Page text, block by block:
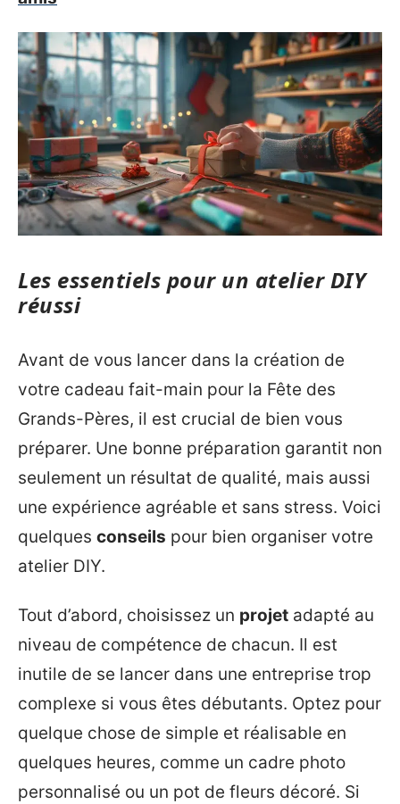
Les essentiels pour un atelier DIY
réussi
Avant de vous lancer dans la création de
votre cadeau fait-main pour la Fête des
Grands-Pères, il est crucial de bien vous
préparer. Une bonne préparation garantit non
seulement un résultat de qualité, mais aussi
une expérience agréable et sans stress. Voici
quelques conseils pour bien organiser votre
atelier DIY.
Tout d’abord, choisissez un projet adapté au
niveau de compétence de chacun. Il est
inutile de se lancer dans une entreprise trop
complexe si vous êtes débutants. Optez pour
quelque chose de simple et réalisable en
quelques heures, comme un cadre photo
personnalisé ou un pot de fleurs décoré. Si